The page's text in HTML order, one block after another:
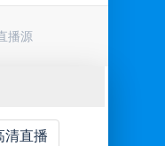
典超
播源
清直播